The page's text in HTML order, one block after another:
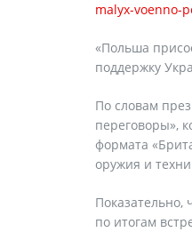
malyx-voenno-
«Польша
поддержку
По словам
переговоры»,
формата
оружия и
по итогам